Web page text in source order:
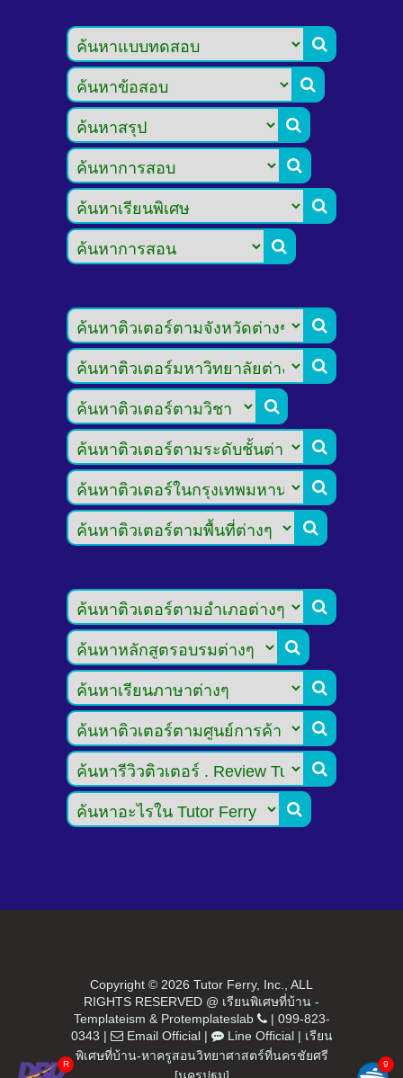


















Copyright © 2026 Tutor Ferry, Inc., ALL
RIGHTS RESERVED @ เรียนพิเศษที่บ้าน -
Templateism & Protemplateslab | 099-823-
0343 | Email Official| Line Official| เรียน
พิเศษที่บ้าน-หาครูสอนวิทยาศาสตร์ที่นครชัยศรี